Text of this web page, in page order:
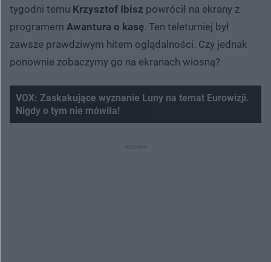
tygodni temu Krzysztof Ibisz powrócił na ekrany z
programem Awantura o kasę. Ten teleturniej był
zawsze prawdziwym hitem oglądalności. Czy jednak
ponownie zobaczymy go na ekranach wiosną?
VOX: Zaskakujące wyznanie Luny na temat Eurowizji.
Nigdy o tym nie mówiła!